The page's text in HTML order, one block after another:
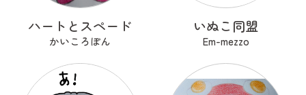
ハートとスペード
かいころぽん
いぬこ同盟
Em-mezzo